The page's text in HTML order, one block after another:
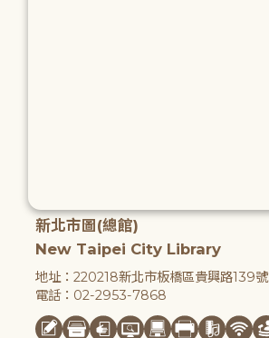
新北市圖(總館)
New Taipei City Library
地址：220218新北市板橋區貴興路139號
電話：02-2953-7868